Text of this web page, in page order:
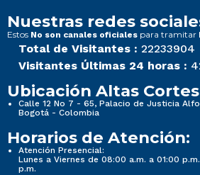
Nuestras redes
Estos No son canales oficiales para tramitar
Total de Visitantes : 22233904
Visitantes Últimas 24 horas :
Ubicación Altas
Calle 12 No 7 - 65, Palacio de Justicia
Bogotá - Colombia
Horarios de Atención:
Atención Presencial:
Lunes a Viernes de 08:00 a.m. a 01:00
p.m.